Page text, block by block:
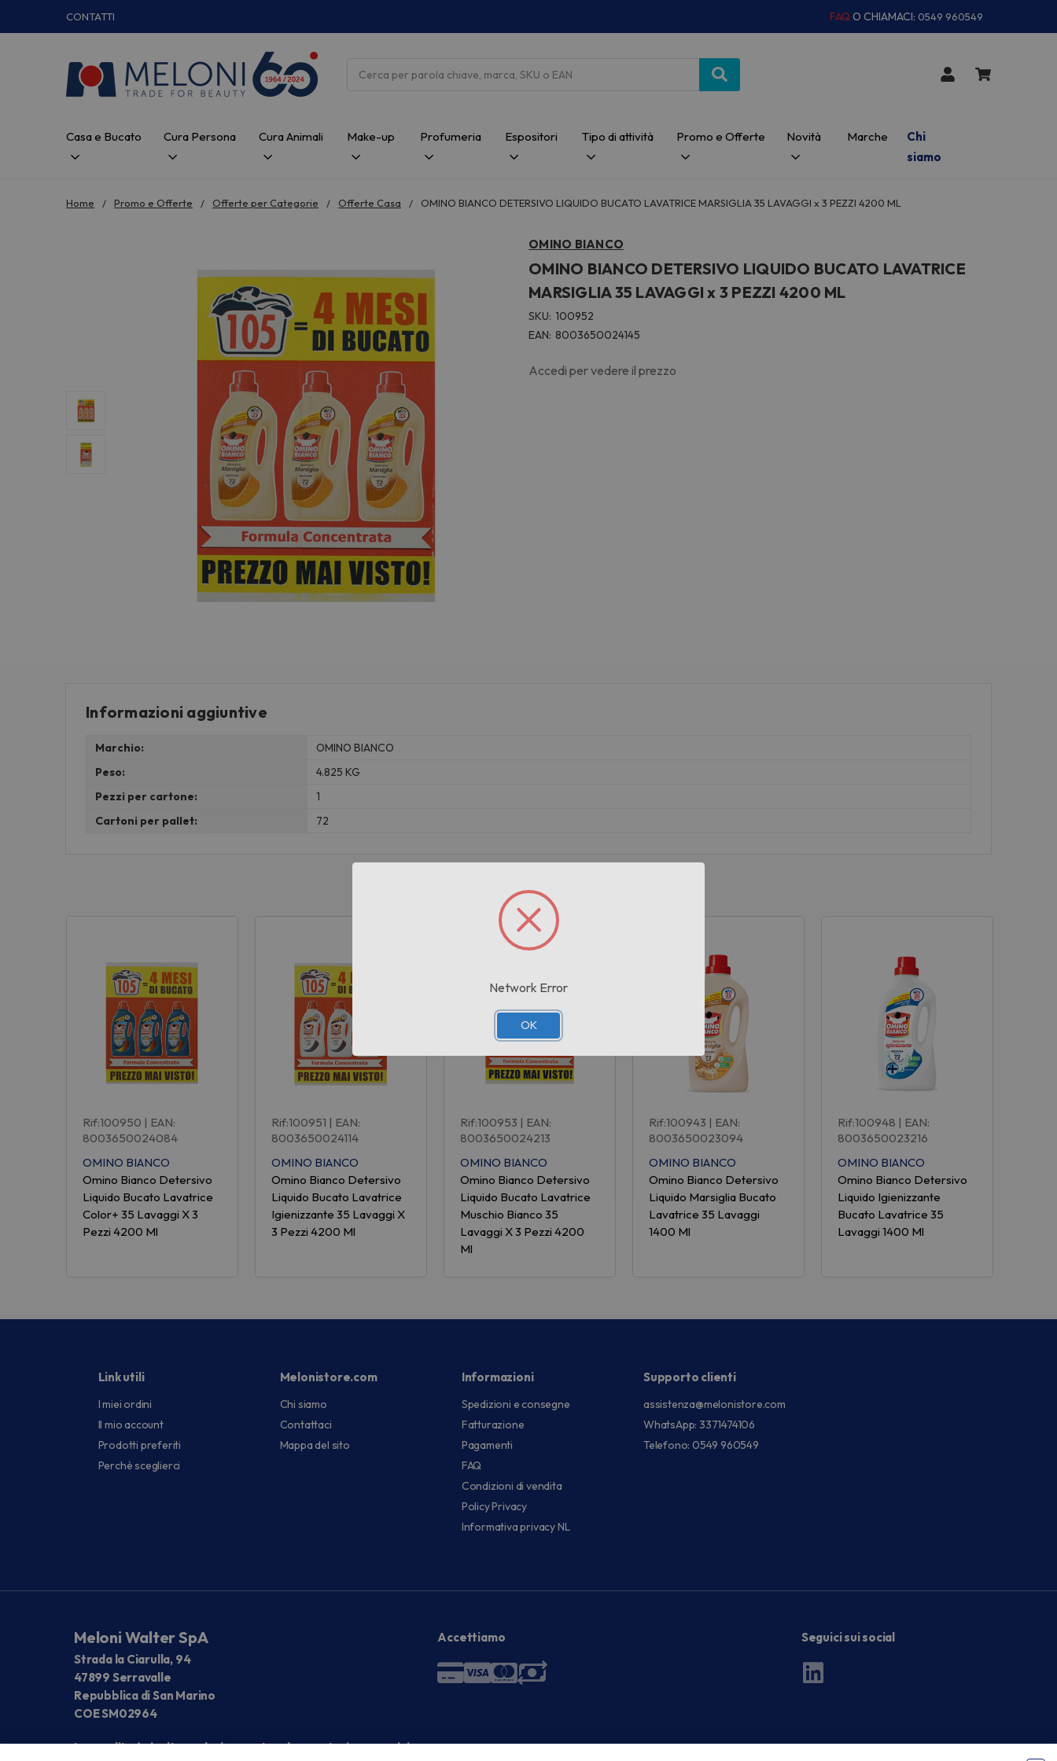
CONTATTI FAQ O CHIAMACI: 0549 960549
Casa e Bucato Cura Persona Cura Animali Make-up Profumeria Espositori Tipo di attività Promo e Offerte Novità Marche
Chi
siamo
Home Promo e Offerte Offerte per Categorie Offerte Casa OMINO BIANCO DETERSIVO LIQUIDO BUCATO LAVATRICE MARSIGLIA 35 LAVAGGI x 3 PEZZI 4200 ML
OMINO BIANCO
OMINO BIANCO DETERSIVO LIQUIDO BUCATO LAVATRICE
MARSIGLIA 35 LAVAGGI x 3 PEZZI 4200 ML
SKU: 100952
EAN: 8003650024145
Accedi per vedere il prezzo
Informazioni aggiuntive
Marchio:
OMINO BIANCO
Peso:
4.825 KG
Pezzi per cartone:
1
Cartoni per pallet:
72
Prodotti correlati
Rif:100950 | EAN:
8003650024084
OMINO BIANCO
Omino Bianco Detersivo
Liquido Bucato Lavatrice
Color+ 35 Lavaggi X 3
Pezzi 4200 Ml
Rif:100951 | EAN:
8003650024114
OMINO BIANCO
Omino Bianco Detersivo
Liquido Bucato Lavatrice
Igienizzante 35 Lavaggi X
3 Pezzi 4200 Ml
Rif:100953 | EAN:
8003650024213
OMINO BIANCO
Omino Bianco Detersivo
Liquido Bucato Lavatrice
Muschio Bianco 35
Lavaggi X 3 Pezzi 4200
Ml
Rif:100943 | EAN:
8003650023094
OMINO BIANCO
Omino Bianco Detersivo
Liquido Marsiglia Bucato
Lavatrice 35 Lavaggi
1400 Ml
Rif:100948 | EAN:
8003650023216
OMINO BIANCO
Omino Bianco Detersivo
Liquido Igienizzante
Bucato Lavatrice 35
Lavaggi 1400 Ml
Link utili
I miei ordini
Il mio account
Prodotti preferiti
Perchè sceglierci
Melonistore.com
Chi siamo
Contattaci
Mappa del sito
Informazioni
Spedizioni e consegne
Fatturazione
Pagamenti
FAQ
Condizioni di vendita
Policy Privacy
Informativa privacy NL
Supporto clienti
assistenza@melonistore.com
WhatsApp: 3371474106
Telefono: 0549 960549
Meloni Walter SpA
Strada la Ciarulla, 94
47899 Serravalle
Repubblica di San Marino
COE SM02964
La vendita è rivolta esclusivamente ad operatori economici
Accettiamo Seguici sui social
Network Error
OK